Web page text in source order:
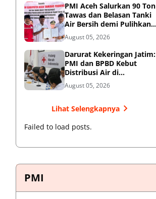
PMI Aceh Salurkan 90 Ton
Tawas dan Belasan Tanki
Air Bersih demi Pulihkan
Krisis Air Pasca-Banjir di
Aceh Tamiang
August 05, 2026
Darurat Kekeringan Jatim:
PMI dan BPBD Kebut
Distribusi Air di
Mojokerto-Pasuruan
August 05, 2026
Lihat Selengkapnya
Failed to load posts.
PMI